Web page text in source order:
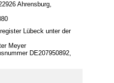
Ahrensburg,
Lübeck unter der
Meyer
DE207950892,